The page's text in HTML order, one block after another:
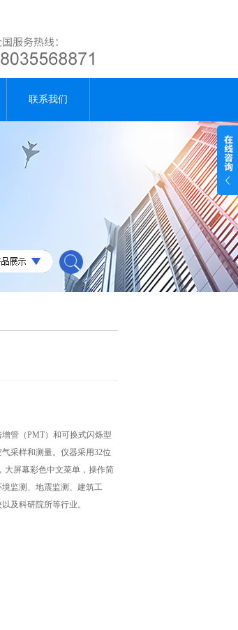
联系我们
管（PMT）和可换式闪烁型
采样和测量。仪器采用32位
大屏幕彩色中文菜单，操作简
监测、地震监测、建筑工
及科研院所等行业。